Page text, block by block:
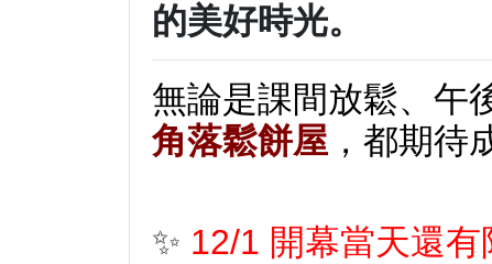
的美好時光。
無論是課間放鬆、
角落鬆餅屋 ，都期待
✨ 12/1 開幕當天還有